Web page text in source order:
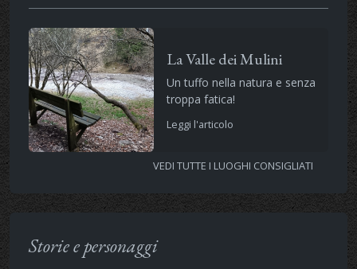
La Valle dei Mulini
Un tuffo nella natura e senza
troppa fatica!
Leggi l'articolo
VEDI TUTTE I LUOGHI CONSIGLIATI
Storie e personaggi